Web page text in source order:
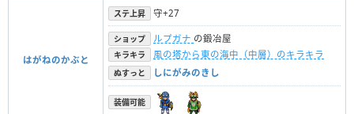
はがねのかぶと
ステ上昇 守+27
ショップ ルプガナ の鍛冶屋
キラキラ 風の塔から東の海中（中層）のキラキラ
ぬすっと しにがみのきし
装備可能